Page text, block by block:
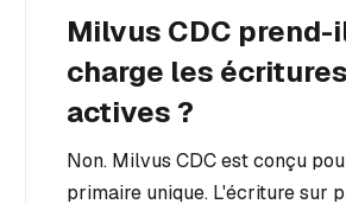
Milvus CDC prend-
charge les
actives ?
Non. Milvus CDC est conçu
primaire unique. L'écriture sur